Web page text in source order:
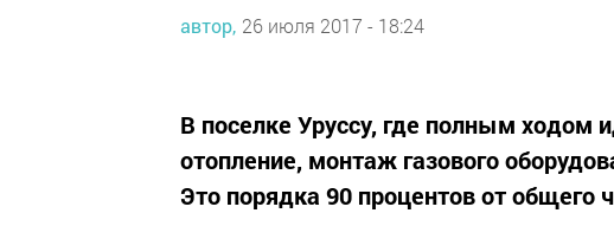
автор, 26 июля 2017 - 18:24
В поселке Уруссу, где полным ходом
отопление, монтаж газового
Это порядка 90 процентов от общего